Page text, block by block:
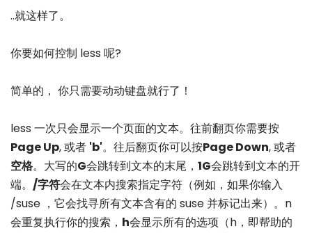
..就这样了。
你要如何控制 less 呢?
简单的， 你只需要动动键盘就行了！
less 一次只会显示一个页面的文本。往前翻页你需要按
Page Up, 或者 'b'。往后翻页你可以按Page Down, 或者
空格。大写的G会跳转到文本的末尾， 1G会跳转到文本的开
端。 /字符会在文本内搜索指定字符（例如，如果你输入
/suse ，它会找寻所有文本含有的 suse 并标记出来）。n
会重复执行你的搜索， h会显示所有的选项（h，即帮助的